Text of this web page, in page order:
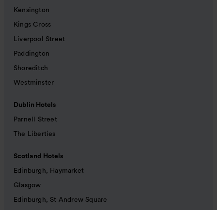
Kensington
Kings Cross
Liverpool Street
Paddington
Shoreditch
Westminster
Dublin Hotels
Parnell Street
The Liberties
Scotland Hotels
Edinburgh, Haymarket
Glasgow
Edinburgh, St Andrew Square